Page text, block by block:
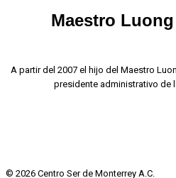
Maestro
A partir del 2007 el hijo del Maestro
presidente administrativo de
© 2026 Centro Ser de Monterrey A.C.